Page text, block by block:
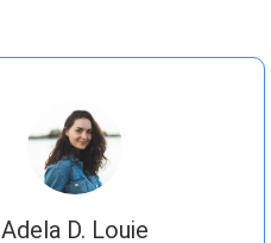
Adela D. Louie